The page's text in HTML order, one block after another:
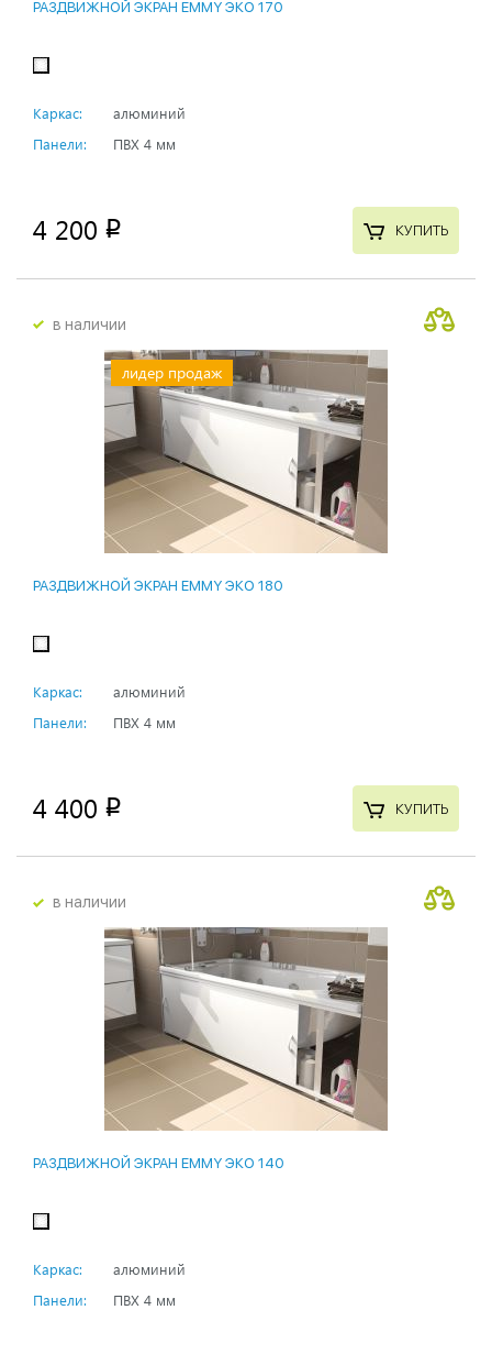
РАЗДВИЖНОЙ ЭКРАН EMMY ЭКО 170
Каркас:
алюминий
Панели:
ПВХ 4 мм
4 200 p КУПИТЬ
в наличии
лидер продаж
РАЗДВИЖНОЙ ЭКРАН EMMY ЭКО 180
Каркас:
алюминий
Панели:
ПВХ 4 мм
4 400 p КУПИТЬ
в наличии
РАЗДВИЖНОЙ ЭКРАН EMMY ЭКО 140
Каркас:
алюминий
Панели:
ПВХ 4 мм